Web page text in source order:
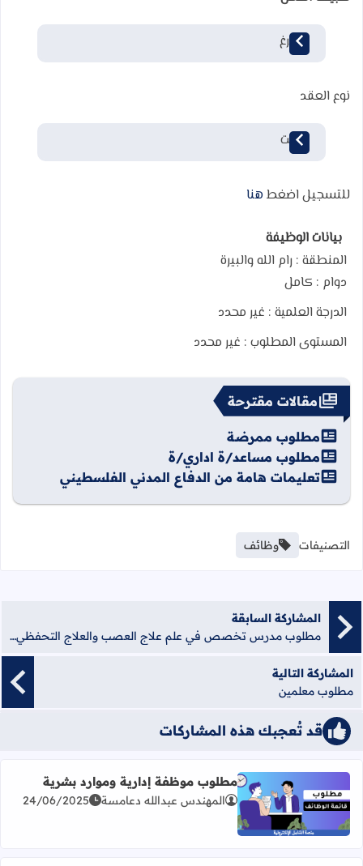
متفرغ
نوع العقد
مؤقت
للتسجيل اضغطهنا
بيانات الوظيفة
المنطقة : رام الله والبيرة
دوام : كامل
الدرجة العلمية : غير محدد
المستوى المطلوب : غير محدد
مقالات مقترحة
مطلوب ممرضة
مطلوب مساعد/ة اداري/ة
تعليمات هامة من الدفاع المدني الفلسطيني
التصنيفات وظائف
المشاركة السابقة
مطلوب مدرس تخصص في علم علاج العصب والعلاج التحفظي وامراض اللثة
المشاركة التالية
مطلوب معلمين
قد تُعجبك هذه المشاركات
اقرأ المزيد عن مطلوب موظفة إدارية وموارد بشرية
مطلوب موظفة إدارية وموارد بشرية
المهندس عبدالله دعامسة 24/06/2025